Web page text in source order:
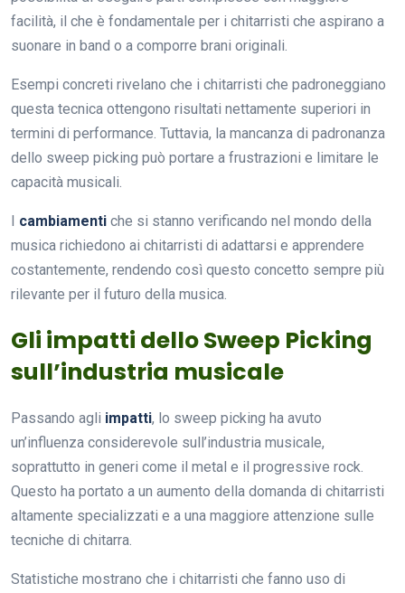
facilità, il che è fondamentale per i chitarristi che aspirano a
suonare in band o a comporre brani originali.
Esempi concreti rivelano che i chitarristi che padroneggiano
questa tecnica ottengono risultati nettamente superiori in
termini di performance. Tuttavia, la mancanza di padronanza
dello sweep picking può portare a frustrazioni e limitare le
capacità musicali.
I cambiamenti che si stanno verificando nel mondo della
musica richiedono ai chitarristi di adattarsi e apprendere
costantemente, rendendo così questo concetto sempre più
rilevante per il futuro della musica.
Gli impatti dello Sweep Picking
sull’industria musicale
Passando agli impatti, lo sweep picking ha avuto
un’influenza considerevole sull’industria musicale,
soprattutto in generi come il metal e il progressive rock.
Questo ha portato a un aumento della domanda di chitarristi
altamente specializzati e a una maggiore attenzione sulle
tecniche di chitarra.
Statistiche mostrano che i chitarristi che fanno uso di